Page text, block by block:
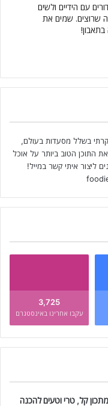
כדורים עם הידיים ולשים
שרוצים. שמים את
בשלל מסעדות בעולם,
התוכן הטוב ביותר על אוכל
ליצור איתי קשר במייל!
3,725
עקבו אחרינו באינסטגרם
קל, טרי וטעים להכנה